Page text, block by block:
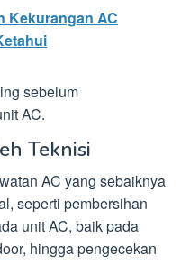
Kekurangan AC
sebelum
AC.
Teknisi
AC yang sebaiknya
seperti pembersihan
unit AC, baik pada
hingga pengecekan